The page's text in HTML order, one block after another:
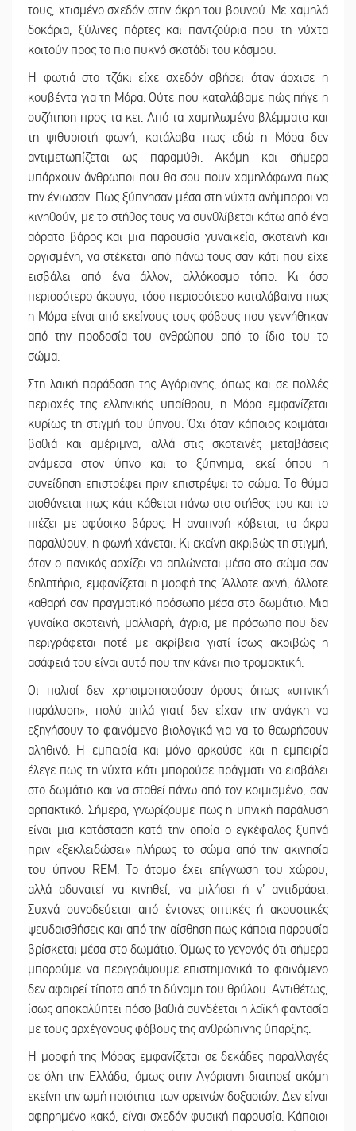
τους, χτισμένο σχεδόν στην άκρη του βουνού. Με χαμηλά
δοκάρια, ξύλινες πόρτες και παντζούρια που τη νύχτα
κοιτούν προς το πιο πυκνό σκοτάδι του κόσμου.
Η φωτιά στο τζάκι είχε σχεδόν σβήσει όταν άρχισε η
κουβέντα για τη Μόρα. Ούτε που καταλάβαμε πώς πήγε η
συζήτηση προς τα κει. Από τα χαμηλωμένα βλέμματα και
τη ψιθυριστή φωνή, κατάλαβα πως εδώ η Μόρα δεν
αντιμετωπίζεται ως παραμύθι. Ακόμη και σήμερα
υπάρχουν άνθρωποι που θα σου πουν χαμηλόφωνα πως
την ένιωσαν. Πως ξύπνησαν μέσα στη νύχτα ανήμποροι να
κινηθούν, με το στήθος τους να συνθλίβεται κάτω από ένα
αόρατο βάρος και μια παρουσία γυναικεία, σκοτεινή και
οργισμένη, να στέκεται από πάνω τους σαν κάτι που είχε
εισβάλει από ένα άλλον, αλλόκοσμο τόπο. Κι όσο
περισσότερο άκουγα, τόσο περισσότερο καταλάβαινα πως
η Μόρα είναι από εκείνους τους φόβους που γεννήθηκαν
από την προδοσία του ανθρώπου από το ίδιο του το
σώμα.
Στη λαϊκή παράδοση της Αγόριανης, όπως και σε πολλές
περιοχές της ελληνικής υπαίθρου, η Μόρα εμφανίζεται
κυρίως τη στιγμή του ύπνου. Όχι όταν κάποιος κοιμάται
βαθιά και αμέριμνα, αλλά στις σκοτεινές μεταβάσεις
ανάμεσα στον ύπνο και το ξύπνημα, εκεί όπου η
συνείδηση επιστρέφει πριν επιστρέψει το σώμα. Το θύμα
αισθάνεται πως κάτι κάθεται πάνω στο στήθος του και το
πιέζει με αφύσικο βάρος. Η αναπνοή κόβεται, τα άκρα
παραλύουν, η φωνή χάνεται. Κι εκείνη ακριβώς τη στιγμή,
όταν ο πανικός αρχίζει να απλώνεται μέσα στο σώμα σαν
δηλητήριο, εμφανίζεται η μορφή της. Άλλοτε αχνή, άλλοτε
καθαρή σαν πραγματικό πρόσωπο μέσα στο δωμάτιο. Μια
γυναίκα σκοτεινή, μαλλιαρή, άγρια, με πρόσωπο που δεν
περιγράφεται ποτέ με ακρίβεια γιατί ίσως ακριβώς η
ασάφειά του είναι αυτό που την κάνει πιο τρομακτική.
Οι παλιοί δεν χρησιμοποιούσαν όρους όπως «υπνική
παράλυση», πολύ απλά γιατί δεν είχαν την ανάγκη να
εξηγήσουν το φαινόμενο βιολογικά για να το θεωρήσουν
αληθινό. Η εμπειρία και μόνο αρκούσε και η εμπειρία
έλεγε πως τη νύχτα κάτι μπορούσε πράγματι να εισβάλει
στο δωμάτιο και να σταθεί πάνω από τον κοιμισμένο, σαν
αρπακτικό. Σήμερα, γνωρίζουμε πως η υπνική παράλυση
είναι μια κατάσταση κατά την οποία ο εγκέφαλος ξυπνά
πριν «ξεκλειδώσει» πλήρως το σώμα από την ακινησία
του ύπνου REM. Το άτομο έχει επίγνωση του χώρου,
αλλά αδυνατεί να κινηθεί, να μιλήσει ή ν’ αντιδράσει.
Συχνά συνοδεύεται από έντονες οπτικές ή ακουστικές
ψευδαισθήσεις και από την αίσθηση πως κάποια παρουσία
βρίσκεται μέσα στο δωμάτιο. Όμως το γεγονός ότι σήμερα
μπορούμε να περιγράψουμε επιστημονικά το φαινόμενο
δεν αφαιρεί τίποτα από τη δύναμη του θρύλου. Αντιθέτως,
ίσως αποκαλύπτει πόσο βαθιά συνδέεται η λαϊκή φαντασία
με τους αρχέγονους φόβους της ανθρώπινης ύπαρξης.
Η μορφή της Μόρας εμφανίζεται σε δεκάδες παραλλαγές
σε όλη την Ελλάδα, όμως στην Αγόριανη διατηρεί ακόμη
εκείνη την ωμή ποιότητα των ορεινών δοξασιών. Δεν είναι
αφηρημένο κακό, είναι σχεδόν φυσική παρουσία. Κάποιοι